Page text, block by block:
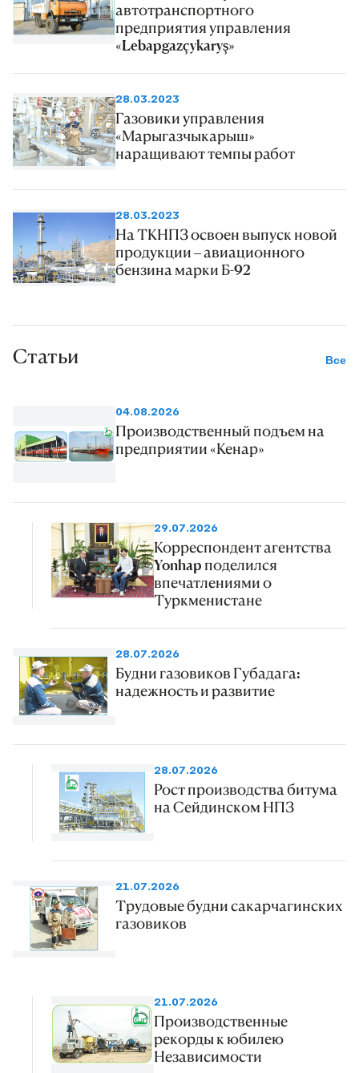
автотранспортного
предприятия управления
«Lebapgazçykaryş»
28.03.2023
Газовики управления
«Марыгазчыкарыш»
наращивают темпы работ
28.03.2023
На ТКНПЗ освоен выпуск новой
продукции – авиационного
бензина марки Б-92
Статьи Все
04.08.2026
Производственный подъем на
предприятии «Кенар»
29.07.2026
Корреспондент агентства
Yonhap поделился
впечатлениями о
Туркменистане
28.07.2026
Будни газовиков Губадага:
надежность и развитие
28.07.2026
Рост производства битума
на Сейдинском НПЗ
21.07.2026
Трудовые будни сакарчагинских
газовиков
21.07.2026
Производственные
рекорды к юбилею
Независимости